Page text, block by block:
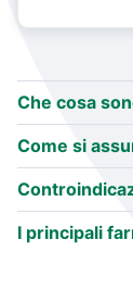
Che cosa
Come si
I principali